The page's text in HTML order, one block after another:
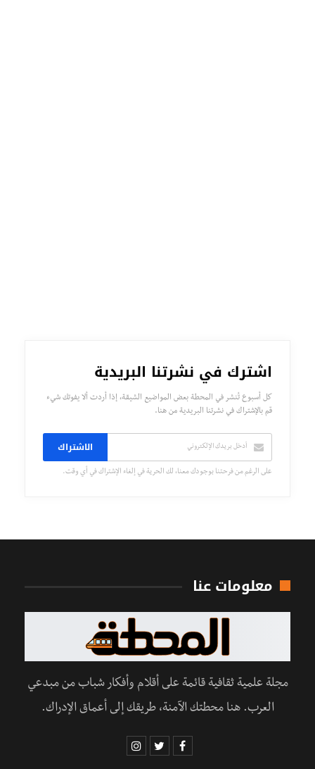
اشترك في نشرتنا البريدية
كل أسبوع تُنشر في المحطة بعض المواضيع الشيقة، إذا أردت ألا يفوتك شيء
قم بالإشتراك في نشرتنا البريدية من هنا.
الاشتراك
على الرغم من فرحتنا بوجودك معنا، لك الحرية في إلغاء الإشتراك في أي وقت.
معلومات عنا
مجلة علمية ثقافية قائمة على أقلام وأفكار شباب من مبدعي
العرب. هنا محطتك الآمنة، طريقك إلى أعماق الإدراك.